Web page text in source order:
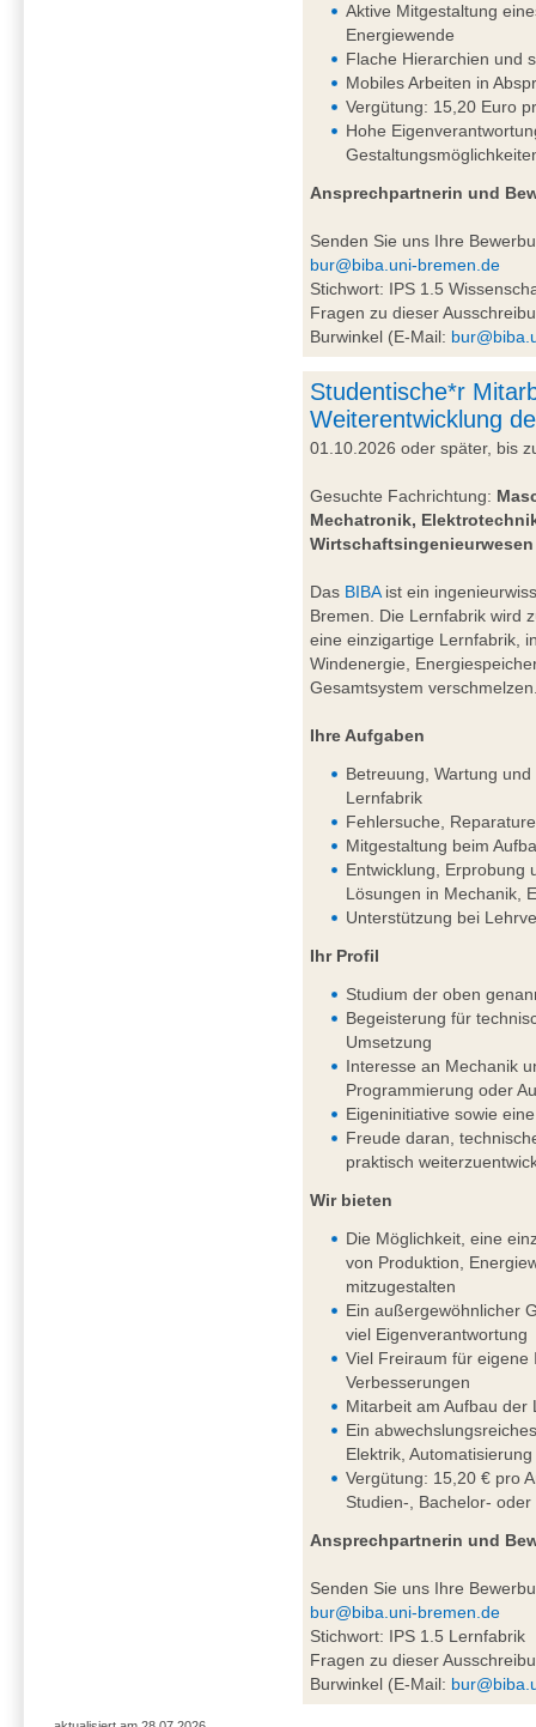
Aktive Mitgestaltung
Energiewende
Flache Hierarchien und
Mobiles Arbeiten in
Vergütung: 15,20 Euro
Hohe
Ansprechpartnerin und
Senden Sie uns Ihre
bur@biba.uni-bremen.de
Stichwort: IPS 1.5
Fragen zu dieser
Burwinkel (E-Mail:
Studentische*r
Weiterentwicklung
01.10.2026 oder später, bis
Gesuchte Fachrichtung:
Mechatronik,
Das BIBAist ein
Bremen. Die Lernfabrik wird
eine einzigartige Lernfabrik,
Windenergie,
Gesamtsystem
Ihre Aufgaben
Betreuung, Wartung
Lernfabrik
Fehlersuche,
Mitgestaltung beim
Entwicklung, Erprobung
Lösungen in Mechanik,
Unterstützung bei
Ihr Profil
Studium der oben
Begeisterung für
Umsetzung
Interesse an Mechanik
Programmierung oder
Eigeninitiative sowie
Freude daran,
praktisch
Wir bieten
Die Möglichkeit, eine
von Produktion,
mitzugestalten
Ein außergewöhnlicher
viel Eigenverantwortung
Viel Freiraum für eigene
Verbesserungen
Mitarbeit am Aufbau der
Ein
Elektrik,
Vergütung: 15,20 € pro
Studien-, Bachelor-
Ansprechpartnerin und
Senden Sie uns Ihre
bur@biba.uni-bremen.de
Stichwort: IPS 1.5 Lernfabrik
Fragen zu dieser
Burwinkel (E-Mail: